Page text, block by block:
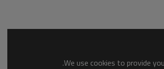
We use cookies to provide